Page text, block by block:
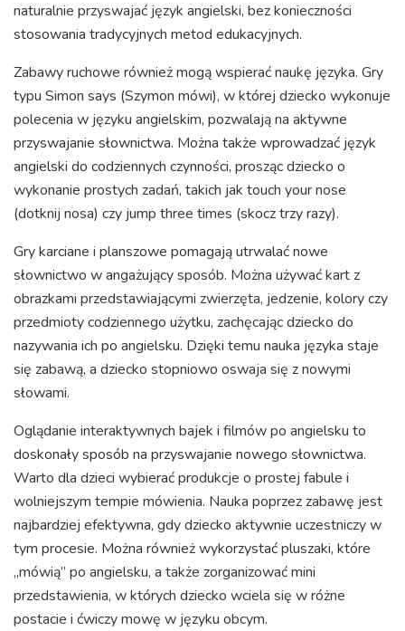
naturalnie przyswajać język angielski, bez konieczności
stosowania tradycyjnych metod edukacyjnych.
Zabawy ruchowe również mogą wspierać naukę języka. Gry
typu Simon says (Szymon mówi), w której dziecko wykonuje
polecenia w języku angielskim, pozwalają na aktywne
przyswajanie słownictwa. Można także wprowadzać język
angielski do codziennych czynności, prosząc dziecko o
wykonanie prostych zadań, takich jak touch your nose
(dotknij nosa) czy jump three times (skocz trzy razy).
Gry karciane i planszowe pomagają utrwalać nowe
słownictwo w angażujący sposób. Można używać kart z
obrazkami przedstawiającymi zwierzęta, jedzenie, kolory czy
przedmioty codziennego użytku, zachęcając dziecko do
nazywania ich po angielsku. Dzięki temu nauka języka staje
się zabawą, a dziecko stopniowo oswaja się z nowymi
słowami.
Oglądanie interaktywnych bajek i filmów po angielsku to
doskonały sposób na przyswajanie nowego słownictwa.
Warto dla dzieci wybierać produkcje o prostej fabule i
wolniejszym tempie mówienia. Nauka poprzez zabawę jest
najbardziej efektywna, gdy dziecko aktywnie uczestniczy w
tym procesie. Można również wykorzystać pluszaki, które
„mówią” po angielsku, a także zorganizować mini
przedstawienia, w których dziecko wciela się w różne
postacie i ćwiczy mowę w języku obcym.